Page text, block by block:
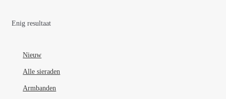
Enig resultaat
Nieuw
Alle sieraden
Armbanden